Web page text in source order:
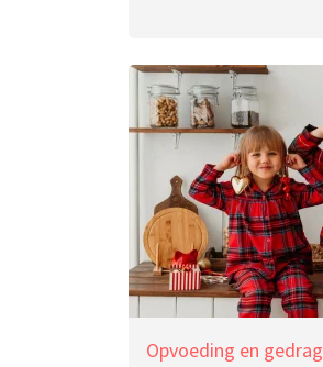
Opvoeding en gedrag